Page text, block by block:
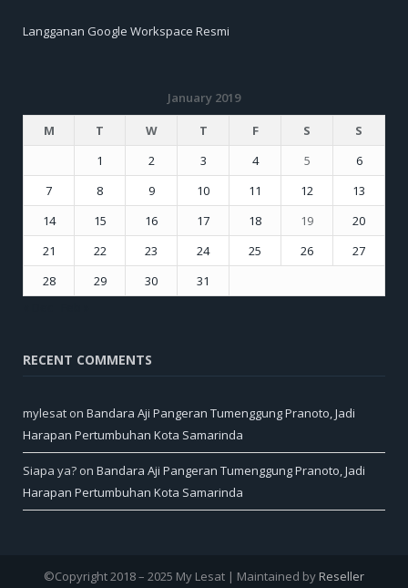
Langganan Google Workspace Resmi
January 2019
M
T W T F S
S
1
2 3 4 5
6
7
8 9 10 11 12
13
14
15 16 17 18 19
20
21
22 23 24 25 26
27
28
29 30
31
RECENT COMMENTS
mylesat on Bandara Aji Pangeran Tumenggung Pranoto, Jadi
Harapan Pertumbuhan Kota Samarinda
Siapa ya? on Bandara Aji Pangeran Tumenggung Pranoto, Jadi
Harapan Pertumbuhan Kota Samarinda
©Copyright 2018 – 2025 My Lesat | Maintained by Reseller